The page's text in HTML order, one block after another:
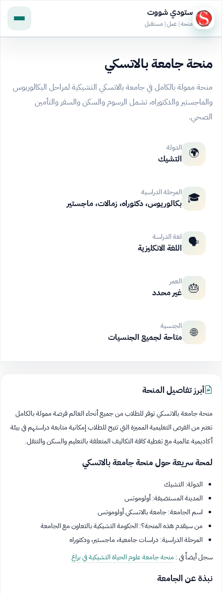
ستودي شووت
منحة | عمل | مستقبل
منحة جامعة بالاتسكي
منحة ممولة بالكامل في جامعة بالاتسكي التشيكية لمراحل البكالوريوس
والماجستير والدكتوراه، تشمل الرسوم والسكن والسفر والتأمين
الصحي.
🌍 الدولة
التشيك
🎓 المرحلة الدراسية
بكالوريوس، دكتوراه، زمالات، ماجستير
🗣️ لغة الدراسة
اللغة الانكليزية
🎂 العمر
غير محدد
🌐 الجنسية
متاحة لجميع الجنسيات
أبرز تفاصيل المنحة
منحة جامعة بالاتسكي توفر للطلاب من جميع أنحاء العالم فرصة ممولة بالكامل
تعتبر من الفرص التعليمية المميزة التي تتيح للطلاب إمكانية متابعة دراستهم في بيئة
أكاديمية عالمية مع تغطية كافة التكاليف المتعلقة بالتعليم والسكن والتنقل.
لمحة سريعة حول منحة جامعة بالاتسكي
الدولة: التشيك
المدينة المستضيفة: أولوموتس
اسم الجامعة: جامعة بالاتسكي أولوموتس
من سيقدم هذه المنحة؟: الحكومة التشيكية بالتعاون مع الجامعة
المرحلة الدراسية: دراسات جامعية، ماجستير، ودكتوراه
سجل أيضاً في :منحة جامعة علوم الحياة التشيكية في براغ
نبذة عن الجامعة